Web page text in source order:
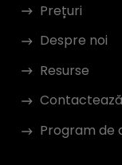
Prețuri
Despre noi
Resurse
Contactează
Program de